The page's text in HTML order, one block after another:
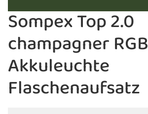
Sompex Top 2.0
champagner RGB
Akkuleuchte
Flaschenaufsatz